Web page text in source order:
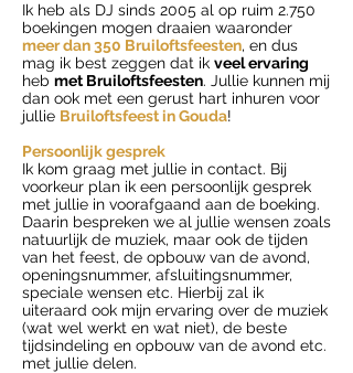
Ik heb als DJ sinds 2005 al op ruim 2.750
boekingen mogen draaien waaronder
meer dan 350 Bruiloftsfeesten, en dus
mag ik best zeggen dat ik veel ervaring
heb met Bruiloftsfeesten. Jullie kunnen mij
dan ook met een gerust hart inhuren voor
jullie Bruiloftsfeest in Gouda!
Persoonlijk gesprek
Ik kom graag met jullie in contact. Bij
voorkeur plan ik een persoonlijk gesprek
met jullie in voorafgaand aan de boeking.
Daarin bespreken we al jullie wensen zoals
natuurlijk de muziek, maar ook de tijden
van het feest, de opbouw van de avond,
openingsnummer, afsluitingsnummer,
speciale wensen etc. Hierbij zal ik
uiteraard ook mijn ervaring over de muziek
(wat wel werkt en wat niet), de beste
tijdsindeling en opbouw van de avond etc.
met jullie delen.